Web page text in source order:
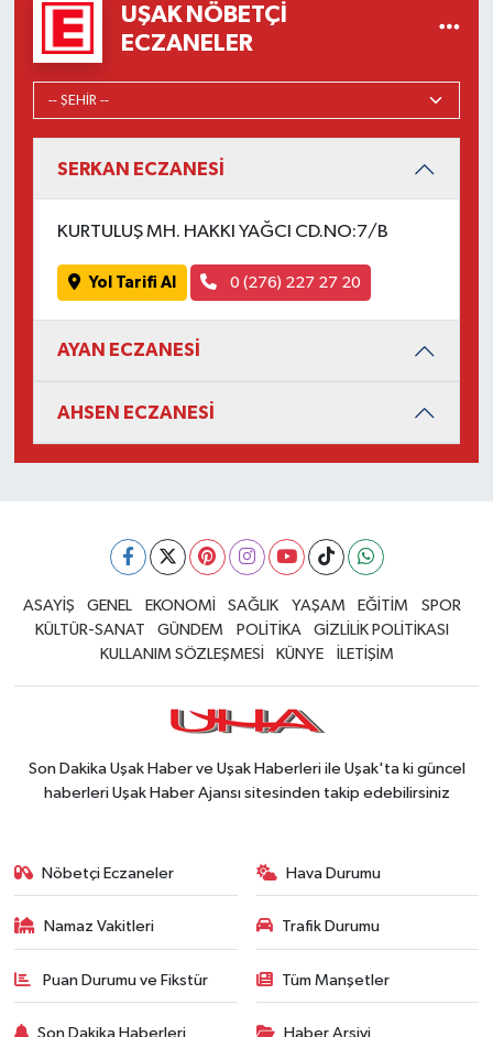
UŞAK NÖBETÇI
ECZANELER
SERKAN ECZANESİ
KURTULUŞ MH. HAKKI YAĞCI CD.NO:7/B
Yol Tarifi Al 0 (276) 227 27 20
AYAN ECZANESİ
AHSEN ECZANESİ
ASAYİŞ GENEL EKONOMİ SAĞLIK YAŞAM EĞİTİM
SPOR
KÜLTÜR-SANAT
GÜNDEM POLİTİKA
GİZLİLİK POLİTİKASI
KULLANIM SÖZLEŞMESİ
KÜNYE İLETİŞİM
Son Dakika Uşak Haber ve Uşak Haberleri ile Uşak'ta ki güncel
haberleri Uşak Haber Ajansı sitesinden takip edebilirsiniz
Nöbetçi Eczaneler Hava Durumu
Namaz Vakitleri Trafik Durumu
Puan Durumu ve Fikstür Tüm Manşetler
Son Dakika Haberleri Haber Arşivi